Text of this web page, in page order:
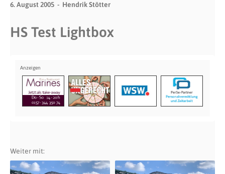
6. August 2005 Hendrik Stötter
HS Test Lightbox
Weiter mit: